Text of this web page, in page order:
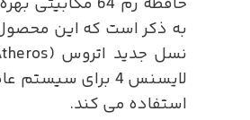
به ذکر است که این
استفاده می کند.